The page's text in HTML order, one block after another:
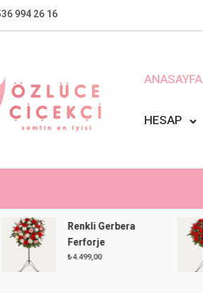
994 26 16
ANASAYFA
HESAP
Renkli Gerbera
Ferforje
4.499,00